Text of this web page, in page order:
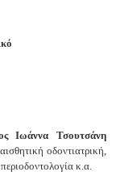
Ιωάννα Τσουτσάνη
ισθητική οδοντιατρική,
εριοδοντολογία κ.α.